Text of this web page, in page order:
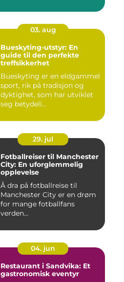
03. aug
Bueskyting-utstyr: En
guide til den perfekte
treffsikkerhet
Bueskyting er en eldgammel
sport, rik på tradisjon og
dyktighet, som har utviklet
seg betydeli...
29. jul
Fotballreiser til Manchester
City: En uforglemmelig
opplevelse
Å dra på fotballreise til
Manchester City er en drøm
for mange fotballfans
verden...
04. jun
Restaurant i Sandvika: Et
gastronomisk eventyr